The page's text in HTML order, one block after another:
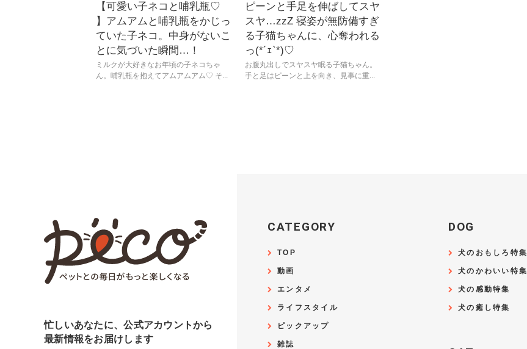
【可愛い子ネコと哺乳瓶♡
】アムアムと哺乳瓶をかじっ
ていた子ネコ。中身がないこ
とに気づいた瞬間…！
ミルクが大好きなお年頃の子ネコちゃ
ん。哺乳瓶を抱えてアムアムアム♡ そ...
ピーンと手足を伸ばしてスヤ
スヤ…zzZ 寝姿が無防備すぎ
る子猫ちゃんに、心奪われる
っ(*´ｪ`*)♡
お腹丸出しでスヤスヤ眠る子猫ちゃん。
手と足はピーンと上を向き、見事に重...
忙しいあなたに、公式アカウントから
最新情報をお届けします
CATEGORY
TOP
動画
エンタメ
ライフスタイル
ピックアップ
雑誌
DOG
犬のおもしろ特集
犬のかわいい特集
犬の感動特集
犬の癒し特集